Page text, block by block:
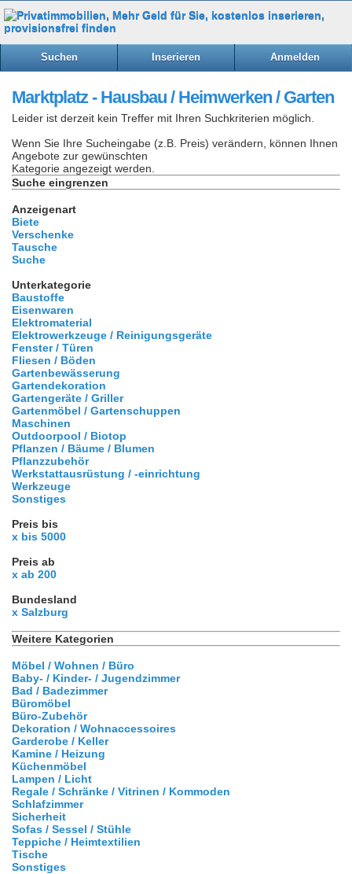
Suchen Inserieren Anmelden
Marktplatz - Hausbau / Heimwerken / Garten
Leider ist derzeit kein Treffer mit Ihren Suchkriterien möglich.
Wenn Sie Ihre Sucheingabe (z.B. Preis) verändern, können Ihnen
Angebote zur gewünschten
Kategorie angezeigt werden.
Suche eingrenzen
Anzeigenart
Biete
Verschenke
Tausche
Suche
Unterkategorie
Baustoffe
Eisenwaren
Elektromaterial
Elektrowerkzeuge / Reinigungsgeräte
Fenster / Türen
Fliesen / Böden
Gartenbewässerung
Gartendekoration
Gartengeräte / Griller
Gartenmöbel / Gartenschuppen
Maschinen
Outdoorpool / Biotop
Pflanzen / Bäume / Blumen
Pflanzzubehör
Werkstattausrüstung / -einrichtung
Werkzeuge
Sonstiges
Preis bis
x bis 5000
Preis ab
x ab 200
Bundesland
x Salzburg
Weitere Kategorien
Möbel / Wohnen / Büro
Baby- / Kinder- / Jugendzimmer
Bad / Badezimmer
Büromöbel
Büro-Zubehör
Dekoration / Wohnaccessoires
Garderobe / Keller
Kamine / Heizung
Küchenmöbel
Lampen / Licht
Regale / Schränke / Vitrinen / Kommoden
Schlafzimmer
Sicherheit
Sofas / Sessel / Stühle
Teppiche / Heimtextilien
Tische
Sonstiges